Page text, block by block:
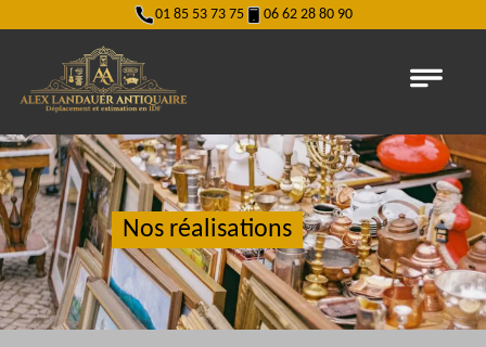
01 85 53 73 75 06 62 28 80 90
Nos réalisations